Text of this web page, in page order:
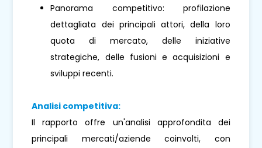
Panorama competitivo: profilazione
dettagliata dei principali attori, della loro
quota di mercato, delle iniziative
strategiche, delle fusioni e acquisizioni e
sviluppi recenti.
Analisi competitiva:
Il rapporto offre un'analisi approfondita dei
principali mercati/aziende coinvolti, con